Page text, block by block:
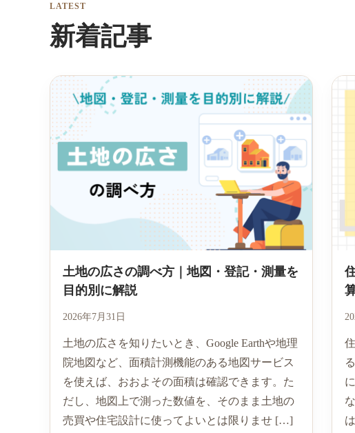
LATEST
新着記事
土地の広さの調べ方｜地図・登記・測量を
目的別に解説
2026年7月31日
土地の広さを知りたいとき、Google Earthや地理
院地図など、面積計測機能のある地図サービス
を使えば、おおよその面積は確認できます。た
だし、地図上で測った数値を、そのまま土地の
売買や住宅設計に使ってよいとは限りませ […]